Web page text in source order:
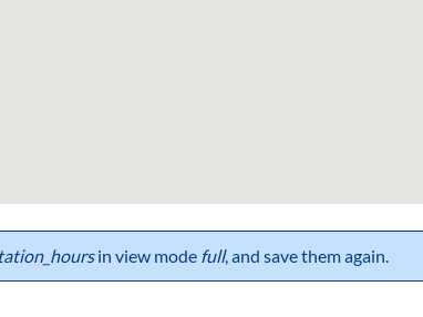
in view mode full, and save them again.